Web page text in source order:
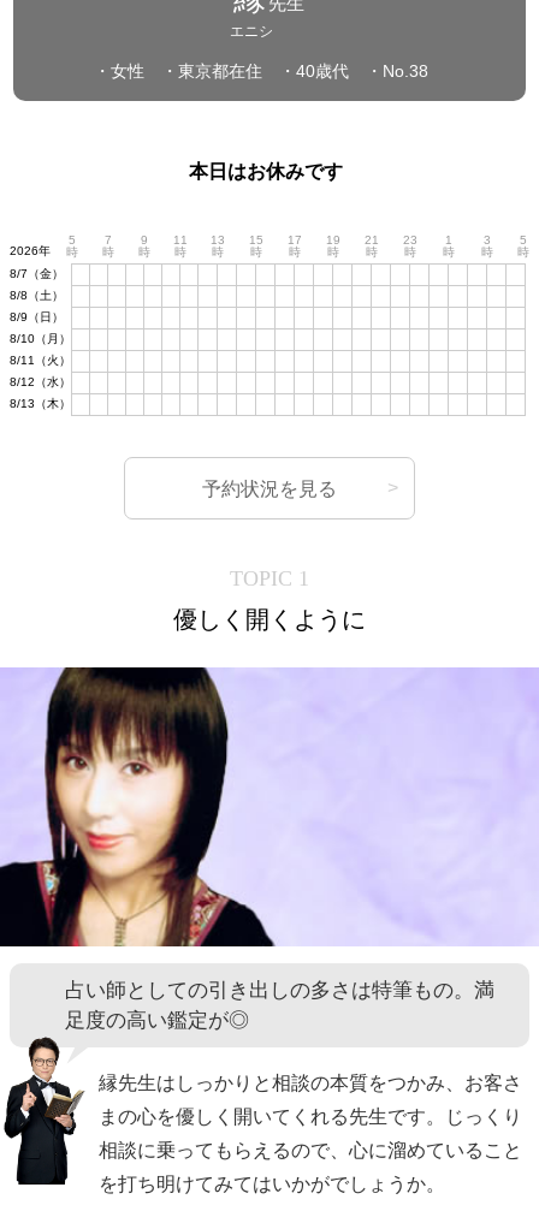
エニシ
・女性 ・東京都在住 ・40歳代 ・No.38
本日はお休みです
2026年
5
時
7
時
9
時
11
時
13
時
15
時
17
時
19
時
21
時
23
時
1
時
3
時
5
時
8/7（金）
8/8（土）
8/9（日）
8/10（月）
8/11（火）
8/12（水）
8/13（木）
予約状況を見る
TOPIC 1
優しく開くように
占い師としての引き出しの多さは特筆もの。満
足度の高い鑑定が◎
縁先生はしっかりと相談の本質をつかみ、お客さ
まの心を優しく開いてくれる先生です。じっくり
相談に乗ってもらえるので、心に溜めていること
を打ち明けてみてはいかがでしょうか。